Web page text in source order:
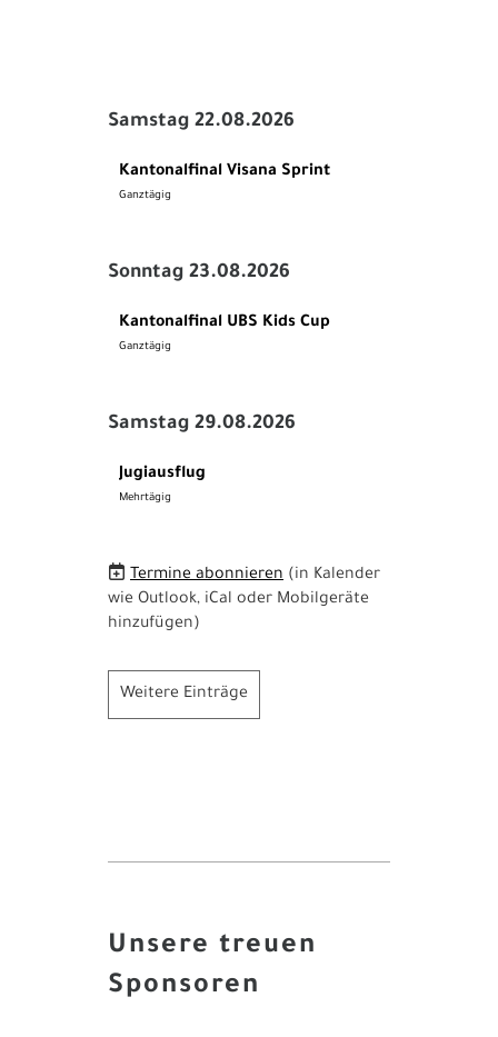
Samstag 22.08.2026
Kantonalfinal Visana Sprint
Ganztägig
Sonntag 23.08.2026
Kantonalfinal UBS Kids Cup
Ganztägig
Samstag 29.08.2026
Jugiausflug
Mehrtägig
Termine abonnieren (in Kalender
wie Outlook, iCal oder Mobilgeräte
hinzufügen)
Weitere Einträge
Unsere treuen
Sponsoren